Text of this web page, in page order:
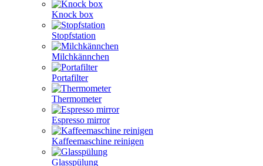
Knock box
Stopfstation
Milchkännchen
Portafilter
Thermometer
Espresso mirror
Kaffeemaschine reinigen
Glasspülung